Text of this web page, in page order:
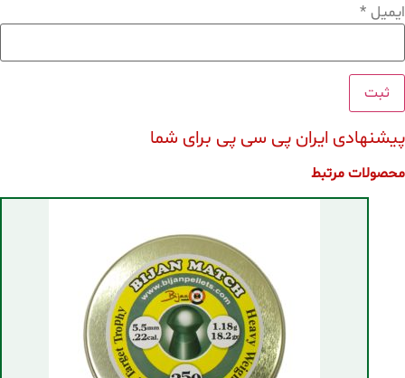
ایمیل *
پیشنهادی ایران پی سی پی برای شما
محصولات مرتبط